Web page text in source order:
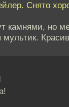
Снято
камнями, но
мультик.